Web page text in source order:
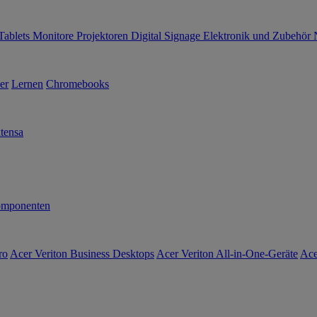
Monitore Projektoren Digital Signage Elektronik und Zubehör
Lernen Chromebooks
Acer Veriton Business Desktops Acer Veriton All-in-One-Geräte